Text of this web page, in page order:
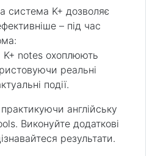
система K+ дозволяє
– під час
K+ notes охоплюють
реальні
події.
англійську
Виконуйте додаткові
результати.